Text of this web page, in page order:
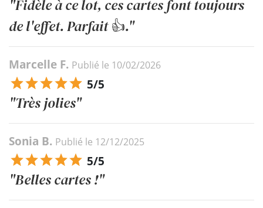
"Fidèle à ce lot, ces cartes font toujours
de l'effet. Parfait 👍."
Marcelle F. Publié le 10/02/2026
5/5
"Très jolies"
Sonia B. Publié le 12/12/2025
5/5
"Belles cartes !"